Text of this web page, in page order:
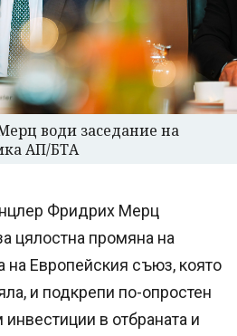
води заседание на
АП/БТА
Фридрих Мерц
цялостна промяна на
на Европейския съюз, която
и подкрепи по-опростен
в отбраната и